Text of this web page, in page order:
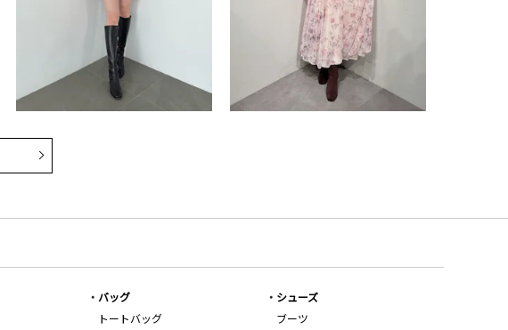
バッグ
トートバッグ
シューズ
ブーツ